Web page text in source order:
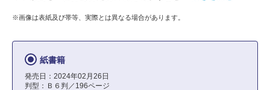
※画像は表紙及び帯等、実際とは異なる場合があります。
紙書籍
発売日：2024年02月26日
判型：Ｂ６判／196ページ